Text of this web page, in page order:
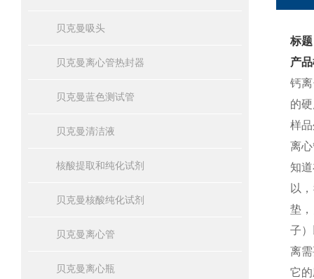
贝克曼吸头
贝克曼离心管热封器
贝克曼蓝色测试管
贝克曼清洁液
核酸提取和纯化试剂
贝克曼核酸纯化试剂
贝克曼离心管
贝克曼离心瓶
标
产
钙
的
样
离
知
以
垫
子
离
它